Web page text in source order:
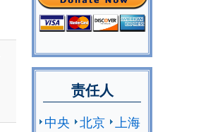
责任人
中央 北京
上海